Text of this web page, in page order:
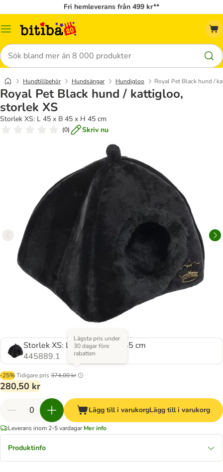
Fri hemleverans från 499 kr**
Meny
Sök
Hundtillbehör Hundsängar Hundigloo Royal Pet Black hund /
Royal Pet Black hund / kattigloo,
storlek XS
Storlek XS: L 45 x B 45 x H 45 cm
(0) Skriv nu
Storlek XS: L 45 x B 45 x H 45 cm
445889.1
-25%Tidigare pris 374,00 kr
Lägsta pris under
30 dagar före
rabatten
280,50 kr
Lägg till i varukorgLägg till i varukorg
Leverans inom 2-5 vardagar Mer info
Produktinfo